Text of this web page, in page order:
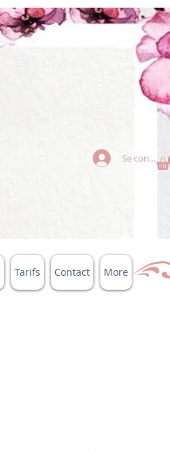
Se
Tarifs Contact More